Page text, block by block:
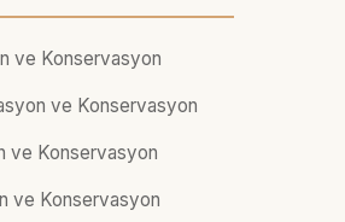
ve Konservasyon
ve Konservasyon
ve Konservasyon
ve Konservasyon